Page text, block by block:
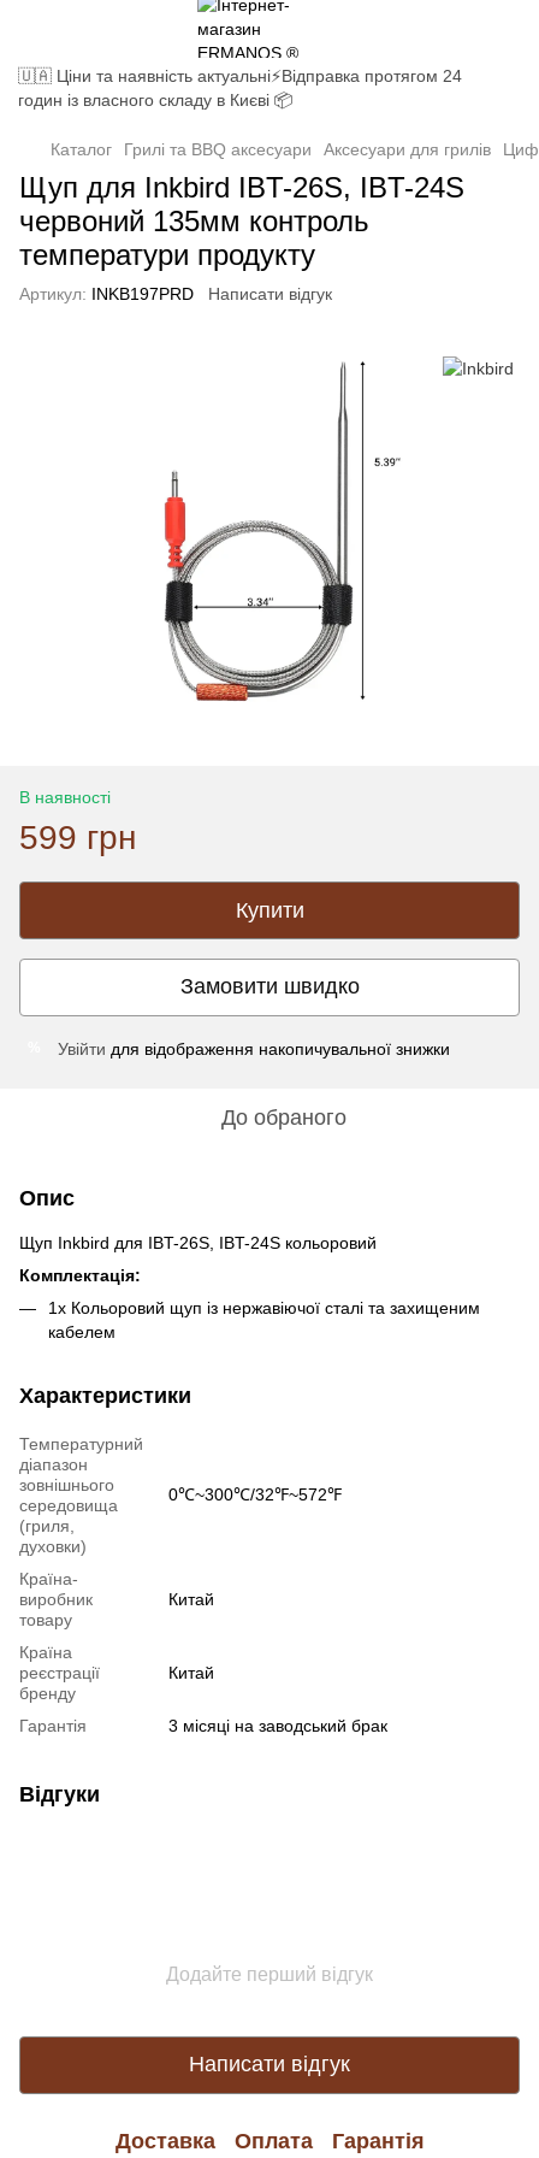
🇺🇦 Ціни та наявність актуальні⚡Відправка протягом 24
годин із власного складу в Києві 📦
Каталог Грилі та BBQ аксесуари Аксесуари для грилів
Щуп для Inkbird IBT-26S, IBT-24S
червоний 135мм контроль
температури продукту
Артикул: INKB197PRD Написати відгук
В наявності
599 грн
Купити
Замовити швидко
Увійти для відображення накопичувальної знижки
До обраного
Опис
Щуп Inkbird для IBT-26S, IBT-24S кольоровий
Комплектація:
1х Кольоровий щуп із нержавіючої сталі та захищеним
кабелем
Характеристики
Температурний
діапазон
зовнішнього
середовища
(гриля,
духовки)
0℃~300℃/32℉~572℉
Країна-
виробник
товару
Китай
Країна
реєстрації
бренду
Китай
Гарантія 3 місяці на заводський брак
Відгуки
Додайте перший відгук
Написати відгук
Доставка Оплата Гарантія